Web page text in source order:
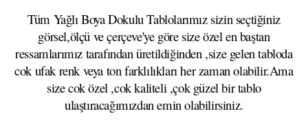
Tüm Yağlı Boya Dokulu Tablolarımız sizin seçtiğiniz
görsel,ölçü ve çerçeve'ye göre size özel en baştan
ressamlarımız tarafından üretildiğinden ,size gelen tabloda
cok ufak renk veya ton farklılıkları her zaman olabilir.Ama
size cok özel ,cok kaliteli ,çok güzel bir tablo
ulaştıracağımızdan emin olabilirsiniz.